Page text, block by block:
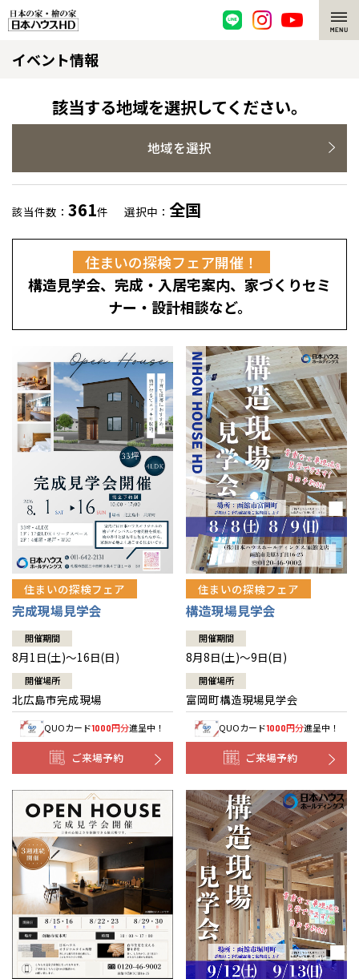
脱炭素・檜の家
環境にやさしい、脱炭素社会の住宅
耐震構造
高耐久住宅
高断熱・高気密の家
エネルギー自給自足
感謝訪問・長期保証
直営工事
1メーターモジュール
冷暖房標準装備
24時間対応コールセンター
デザイン賞各種受賞
セントラルヒーティング
選ばれる理由
檜の魅力 トップ
檜と日本人
1000年を超えて生きる檜
知られざる檜の効果・作用
理想の木材「檜」
注文住宅
グレートステージ
平屋の家
外観・インテリア集
暮らし方提案
住まいのコラム
住まいのお手入れ集
リフォーム トップ
選ばれる理由
リフォームの流れ
介護保険利用で快適リフォーム
賃貸併用住宅のメリット
安心のサポートシステム
展示場案内
分譲住宅・土地
分譲マンション
分譲マンション トップ
ワザックとは
高い信頼性
安心の管理体制
ギャラリー
会社情報
会社情報 トップ
ニュースリリース
代表ごあいさつ
企業理念
会社概要
事業部紹介
IR情報
木材調達指針
グループ会社紹介
CMギャラリー
採用情報
お問い合わせ
会員サイト
イベント情報
該当する地域を選択してください。
地域を選択
該当件数： 361件 選択中： 全国
住まいの探検フェア開催！
構造見学会、完成・入居宅案内、家づくりセミ
ナー・設計相談など。
住まいの探検フェア
完成現場見学会
開催期間
8月1日(土)～16日(日)
開催場所
北広島市完成現場
QUOカード1000円分進呈中！
ご来場予約
住まいの探検フェア
構造現場見学会
開催期間
8月8日(土)～9日(日)
開催場所
富岡町構造現場見学会
QUOカード1000円分進呈中！
ご来場予約